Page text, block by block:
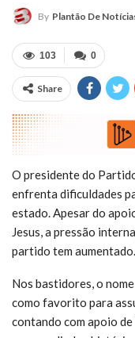
By Plantão De
0
103
Share
O presidente do
enfrenta dificuldades
estado. Apesar do
Jesus, a pressão
partido tem aumentado.
Nos bastidores, o
como favorito para
contando com apoio